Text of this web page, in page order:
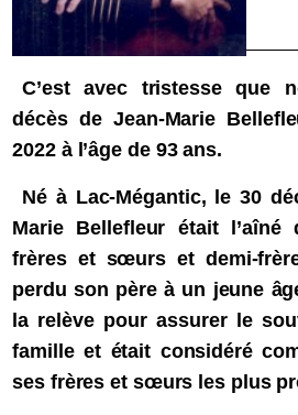
C’est avec tristesse que
décès de Jean-Marie
2022 à l’âge de 93 ans.
Né à Lac-Mégantic, le 30
Marie Bellefleur était l’aîné
frères et sœurs et demi-
perdu son père à un jeune
la relève pour assurer le
famille et était considéré
ses frères et sœurs les plus